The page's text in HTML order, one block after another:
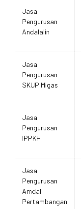
Jasa
Pengurusan
Andalalin
Jasa
Pengurusan
SKUP Migas
Jasa
Pengurusan
IPPKH
Jasa
Pengurusan
Amdal
Pertambangan